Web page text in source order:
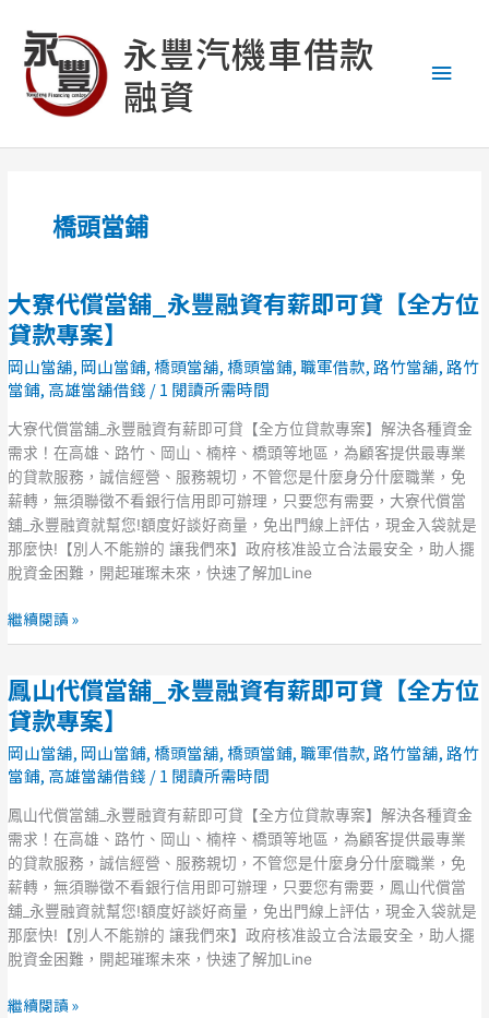
永豐汽機車借款
融資
要
橋頭當鋪
大寮代償當舖_永豐融資有薪即可貸【全方位
貸款專案】
岡山當舖, 岡山當鋪,橋頭當舖,橋頭當鋪,職軍借款, 路竹當舖, 路竹
當鋪, 高雄當舖借錢 /1 閱讀所需時間
大寮代償當舖_永豐融資有薪即可貸【全方位貸款專案】解決各種資金
需求！在高雄、路竹、岡山、楠梓、橋頭等地區，為顧客提供最專業
的貸款服務，誠信經營、服務親切，不管您是什麼身分什麼職業，免
薪轉，無須聯徵不看銀行信用即可辦理，只要您有需要，大寮代償當
舖_永豐融資就幫您!額度好談好商量，免出門線上評估，現金入袋就是
那麼快!【別人不能辦的 讓我們來】政府核准設立合法最安全，助人擺
脫資金困難，開起璀璨未來，快速了解加Line
大
寮
代
償
當
舖
_
永
豐
融
資
有
薪
即
【全
方
位
貸
款
專
案】
繼續閱讀 »
鳳山代償當舖_永豐融資有薪即可貸【全方位
貸款專案】
岡山當舖, 岡山當鋪,橋頭當舖,橋頭當鋪,職軍借款, 路竹當舖, 路竹
當鋪, 高雄當舖借錢 /1 閱讀所需時間
鳳山代償當舖_永豐融資有薪即可貸【全方位貸款專案】解決各種資金
需求！在高雄、路竹、岡山、楠梓、橋頭等地區，為顧客提供最專業
的貸款服務，誠信經營、服務親切，不管您是什麼身分什麼職業，免
薪轉，無須聯徵不看銀行信用即可辦理，只要您有需要，鳳山代償當
舖_永豐融資就幫您!額度好談好商量，免出門線上評估，現金入袋就是
那麼快!【別人不能辦的 讓我們來】政府核准設立合法最安全，助人擺
脫資金困難，開起璀璨未來，快速了解加Line
鳳
山
代
償
當
舖
_
永
豐
融
資
有
薪
即
繼續閱讀 »